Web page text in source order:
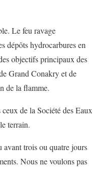
Le feu ravage
dépôts hydrocarbures en
objectifs principaux des
Grand Conakry et de
de la flamme.
de la Société des Eaux
terrain.
avant trois ou quatre jours
Nous ne voulons pas